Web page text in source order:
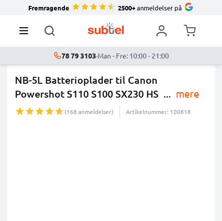
Fremragende 2500+anmeldelser på
78 79 3103·Man - Fre: 10:00 - 21:00
NB-5L Batterioplader til Canon
Powershot S110 S100 SX230 HS ... mere
(168 anmeldelser) Artikelnummer: 100818